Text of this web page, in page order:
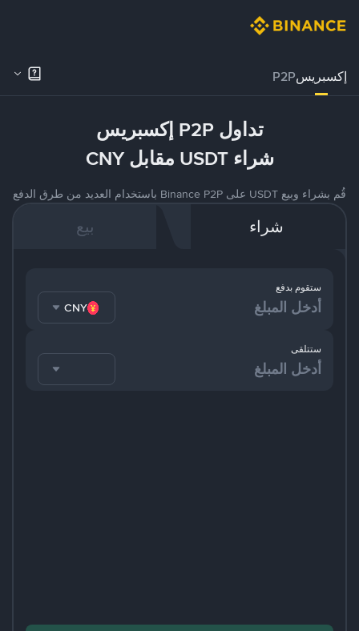
إكسبريسP2P
تداول P2P إكسبريس
شراء USDT مقابل CNY
قُم بشراء وبيع USDT على Binance P2P باستخدام العديد من طرق الدفع
شراء بيع
ستقوم بدفع
CNY
ستتلقى